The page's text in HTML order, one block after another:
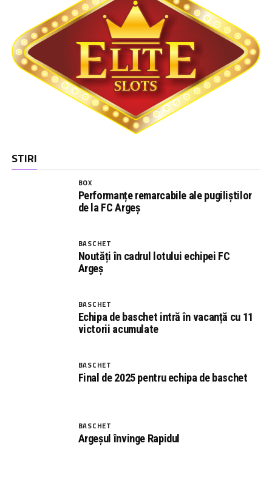
STIRI
BOX
Performanțe remarcabile ale pugiliștilor
de la FC Argeș
BASCHET
Noutăți în cadrul lotului echipei FC
Argeș
BASCHET
Echipa de baschet intră în vacanță cu 11
victorii acumulate
BASCHET
Final de 2025 pentru echipa de baschet
BASCHET
Argeșul învinge Rapidul